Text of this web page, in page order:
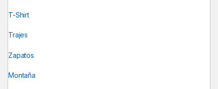
T-Shirt
Trajes
Zapatos
Montaña